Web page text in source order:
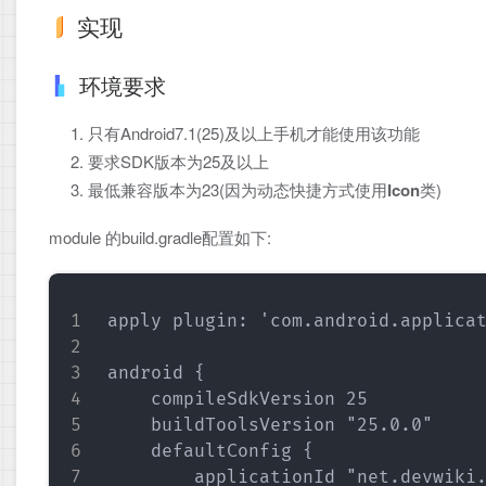
实现
环境要求
只有Android7.1(25)及以上手机才能使用该功能
要求SDK版本为25及以上
最低兼容版本为23(因为动态快捷方式使用Icon类)
module 的build.gradle配置如下:
apply plugin:
android {
    compileSdkVersion 25
    buildToolsVersion "25.0.0"
    defaultConfig {
applicationId